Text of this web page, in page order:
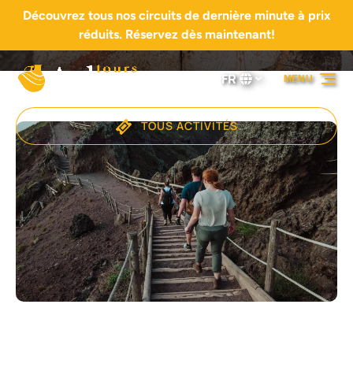
Aller à la navigation principale
Aller au contenu
Aller au pied de page
Découvrez tous nos circuits de dernière minute à prix
réduits. Réservez dès maintenant!
Sélectionnez
votre
langue
FR
TOUS ACTIVITÉS
MENU